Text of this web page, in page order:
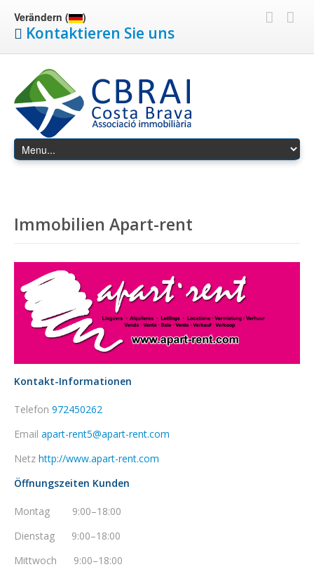
Verändern ( )
Kontaktieren Sie uns
Immobilien Apart-rent
Kontakt-Informationen
Telefon 972450262
Email apart-rent5@apart-rent.com
Netz http://www.apart-rent.com
Öffnungszeiten Kunden
Montag 9:00–18:00
Dienstag 9:00–18:00
Mittwoch 9:00–18:00